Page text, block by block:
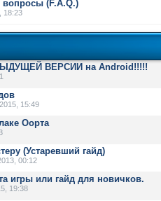
(F.A.Q.)
18:23
ВЕРСИИ на Android!!!!!
15:49
Оорта
(Устаревший гайд)
00:12
игры или гайд для новичков.
19:38